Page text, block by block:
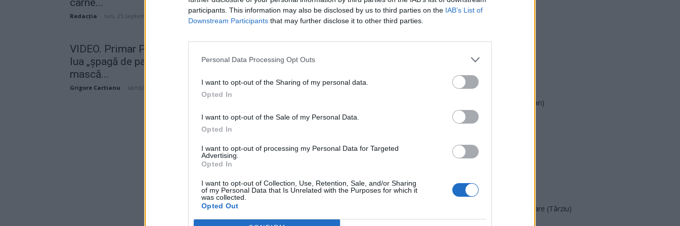
participants. This information may also be disclosed by us to third parties on the IAB’s List of
Downstream Participants that may further disclose it to other third parties.
Personal Data Processing Opt Outs
I want to opt-out of the Sharing of my personal data.
Opted In
I want to opt-out of the Sale of my Personal Data.
Opted In
I want to opt-out of processing my Personal Data for Targeted
Advertising.
Opted In
I want to opt-out of Collection, Use, Retention, Sale, and/or Sharing
of my Personal Data that Is Unrelated with the Purposes for which it
was collected.
Opted Out
Redacţia luni, 25 septembrie 2023
Redacţia - luni, 25 septembrie 2023 3
VIDEO. Primar PSD arestat când
lua „șpagă de pandemie”: cu
mască...
Grigore Cartianu sâmbătă, 4 aprilie 2020
Pintea, prinsă în flagrant și reținută
Robert Mateescu vineri, 28 februarie 2020
USR
PSD
AUR
PMP (Tomac)
Forța Dreptei (L. Orban)
PNȚMM
SENS
PACE (Peia)
Acțiunea Conservatoare (Târziu)